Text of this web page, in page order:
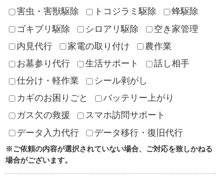
害虫・害獣駆除
トコジラミ駆除
蜂駆除
ゴキブリ駆除
シロアリ駆除
空き家管理
内見代行
家電の取り付け
農作業
お墓参り代行
生活サポート
話し相手
仕分け・軽作業
シール剥がし
カギのお困りごと
バッテリー上がり
ガス欠の救援
スマホ訪問サポート
データ入力代行
データ移行・復旧代行
※ご依頼の内容が選択されていない場合、ご対応を致しかねる
場合がございます。